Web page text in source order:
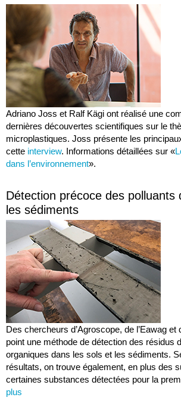
Adriano Joss et Ralf Kägi ont réalisé une
dernières découvertes scientifiques sur le
microplastiques. Joss présente les
cette interview. Informations détaillées sur «
dans l’environnement».
Détection précoce des polluants
les sédiments
Des chercheurs d’Agroscope, de l’Eawag et
point une méthode de détection des résidus
organiques dans les sols et les sédiments.
résultats, on trouve également, en plus des
certaines substances détectées pour la
plus